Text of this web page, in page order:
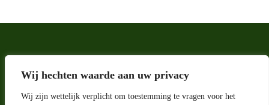
Wij hechten waarde aan uw privacy
Wij zijn wettelijk verplicht om toestemming te vragen voor het